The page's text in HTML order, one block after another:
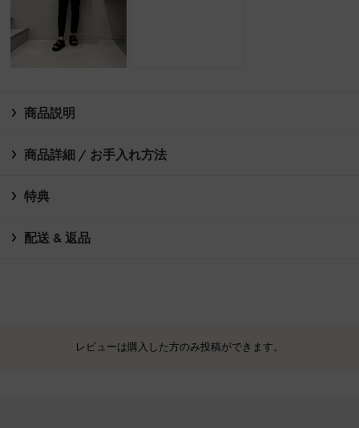
商品説明
商品詳細 / お手入れ方法
特典
配送 & 返品
レビューは購入した方のみ投稿ができます。